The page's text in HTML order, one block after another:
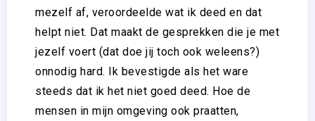
mezelf af, veroordeelde wat ik deed en dat
helpt niet. Dat maakt de gesprekken die je met
jezelf voert (dat doe jij toch ook weleens?)
onnodig hard. Ik bevestigde als het ware
steeds dat ik het niet goed deed. Hoe de
mensen in mijn omgeving ook praatten,